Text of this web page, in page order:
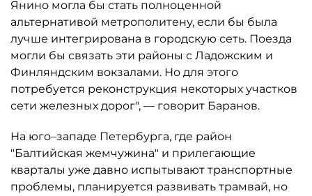
Янино могла бы стать полноценной
альтернативой метрополитену, если бы была
лучше интегрирована в городскую сеть. Поезда
могли бы связать эти районы с Ладожским и
Финляндским вокзалами. Но для этого
потребуется реконструкция некоторых участков
сети железных дорог", — говорит Баранов.
На юго–западе Петербурга, где район
"Балтийская жемчужина" и прилегающие
кварталы уже давно испытывают транспортные
проблемы, планируется развивать трамвай, но